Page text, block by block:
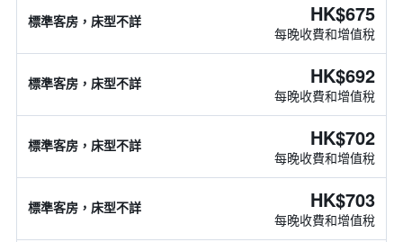
標準客房，床型不詳 HK$675
每晚收費和增值稅
標準客房，床型不詳 HK$692
每晚收費和增值稅
標準客房，床型不詳 HK$702
每晚收費和增值稅
標準客房，床型不詳 HK$703
每晚收費和增值稅